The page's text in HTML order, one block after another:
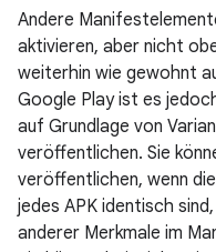
Andere
aktivieren, aber nicht
weiterhin wie gewohnt
Google Play ist es
auf Grundlage von
veröffentlichen. Sie
veröffentlichen, wenn
jedes APK identisch
anderer Merkmale im